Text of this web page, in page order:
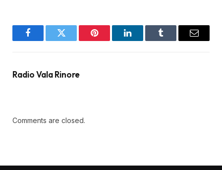
FacebookTwitter Pinterest LinkedInTumblr Email
Radio Vala Rinore
Comments are closed.